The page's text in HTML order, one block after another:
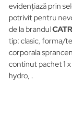
evidențiază prin
potrivit pentru
de la brandul
tip: clasic, forma/
corporala
continut pachet 1
hydro, .